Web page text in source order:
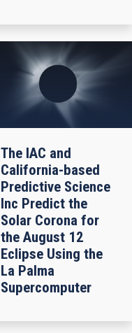
The IAC and
California-based
Predictive Science
Inc Predict the
Solar Corona for
the August 12
Eclipse Using the
La Palma
Supercomputer